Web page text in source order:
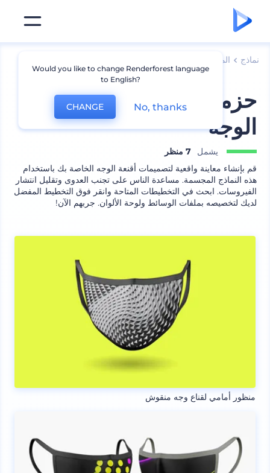
نماذج الملابس
حزمة العلامة التجارية لقناع
الوجه
يشمل
7 منظر
قم بإنشاء معاينة واقعية لتصميمات أقنعة الوجه الخاصة بك باستخدام
هذه النماذج المجسمة. مساعدة الناس على تجنب العدوى وتقليل انتشار
الفيروسات. ابحث في التخطيطات المتاحة وانقر فوق التخطيط المفضل
لديك لتخصيصه بملفات الوسائط ولوحة الألوان. جربهم الآن!
منظور أمامي لقناع وجه منقوش
Would you like to change Renderforest language
to English?
CHANGE No, thanks